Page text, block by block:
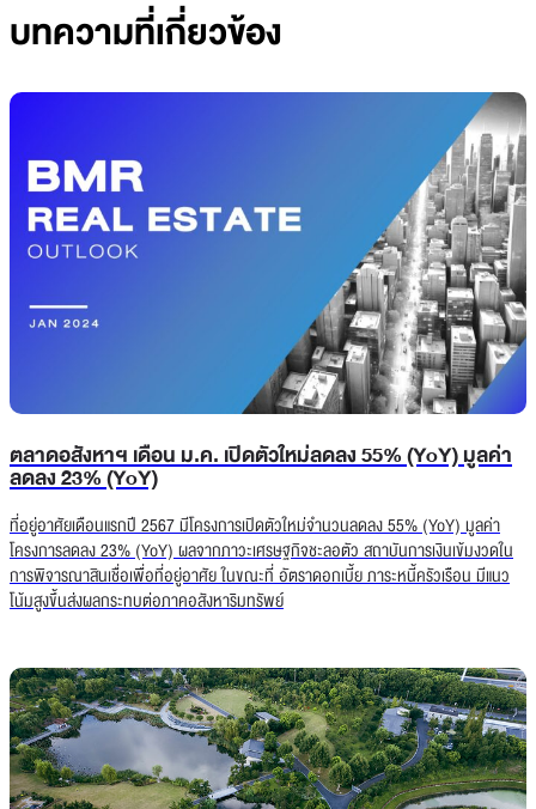
บทความที่เกี่ยวข้อง
ตลาดอสังหาฯ เดือน ม.ค. เปิดตัวใหม่ลดลง 55% (YoY) มูลค่า
ลดลง 23% (YoY)
ที่อยู่อาศัยเดือนแรกปี 2567 มีโครงการเปิดตัวใหม่จำนวนลดลง 55% (YoY) มูลค่า
โครงการลดลง 23% (YoY) ผลจากภาวะเศรษฐกิจชะลอตัว สถาบันการเงินเข้มงวดใน
การพิจารณาสินเชื่อเพื่อที่อยู่อาศัย ในขณะที่ อัตราดอกเบี้ย ภาระหนี้ครัวเรือน มีแนว
โน้มสูงขึ้นส่งผลกระทบต่อภาคอสังหาริมทรัพย์